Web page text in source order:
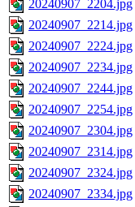
20240907_2204.jpg
20240907_2214.jpg
20240907_2224.jpg
20240907_2234.jpg
20240907_2244.jpg
20240907_2254.jpg
20240907_2304.jpg
20240907_2314.jpg
20240907_2324.jpg
20240907_2334.jpg